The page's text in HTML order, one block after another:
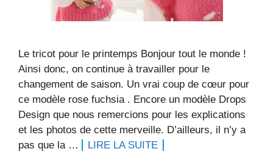
Le tricot pour le printemps Bonjour tout le monde !
Ainsi donc, on continue à travailler pour le
changement de saison. Un vrai coup de cœur pour
ce modèle rose fuchsia . Encore un modèle Drops
Design que nous remercions pour les explications
et les photos de cette merveille. D’ailleurs, il n’y a
pas que la …
LIRE LA SUITE